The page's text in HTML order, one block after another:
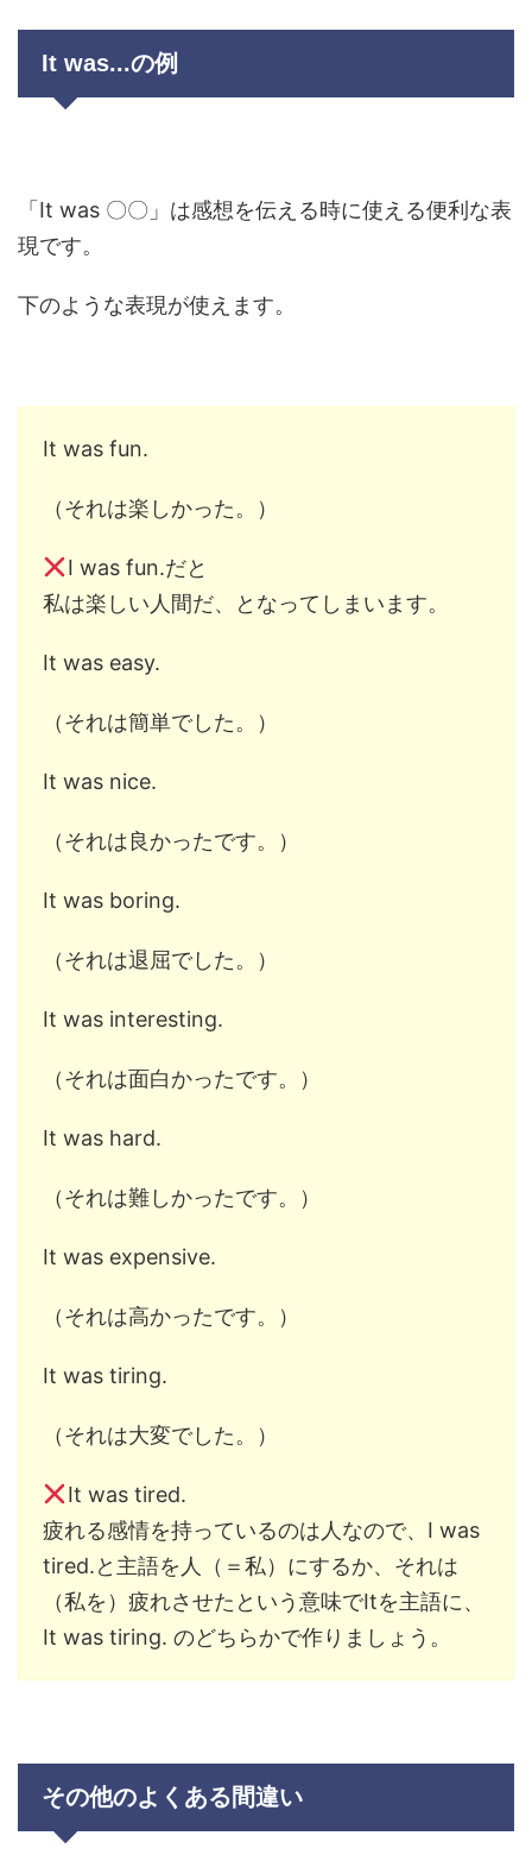
It was...の例
「It was 〇〇」は感想を伝える時に使える便利な表
現です。
下のような表現が使えます。
It was fun.
（それは楽しかった。）
I was fun.だと
私は楽しい人間だ、となってしまいます。
It was easy.
（それは簡単でした。）
It was nice.
（それは良かったです。）
It was boring.
（それは退屈でした。）
It was interesting.
（それは面白かったです。）
It was hard.
（それは難しかったです。）
It was expensive.
（それは高かったです。）
It was tiring.
（それは大変でした。）
It was tired.
疲れる感情を持っているのは人なので、I was
tired.と主語を人（＝私）にするか、それは
（私を）疲れさせたという意味でItを主語に、
It was tiring. のどちらかで作りましょう。
その他のよくある間違い